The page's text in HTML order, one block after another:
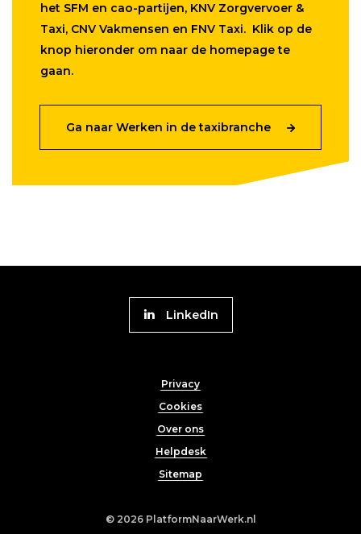
het SFM en cao-partijen, KNV Zorgvervoer &
Taxi, CNV Vakmensen en FNV Taxi. Klik op de
knop hieronder om naar de homepage te
gaan.
Ga naar Werken in de taxibranche
© 2026 PlatformNaarWerk.nl
Footer
menu
Privacy
Cookies
Over ons
Helpdesk
Sitemap
Volg
Platform
Werk
LinkedIn